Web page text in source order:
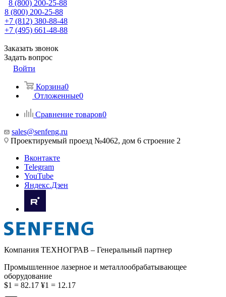
8 (800) 200-25-88
8 (800) 200-25-88
+7 (812) 380-88-48
+7 (495) 661-48-88
Заказать звонок
Задать вопрос
Войти
Корзина0
Отложенные0
Сравнение товаров0
sales@senfeng.ru
Проектируемый проезд №4062, дом 6 строение 2
Вконтакте
Telegram
YouTube
Яндекс.Дзен
Компания ТЕХНОГРАВ – Генеральный партнер
Промышленное лазерное и металлообрабатывающее
оборудование
$1 = 82.17 ¥1 = 12.17